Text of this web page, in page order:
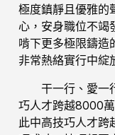
極度鎮靜且優雅的
心，安身職位不竭
啃下更多極限鑄造
非常熱絡實行中綻
干一行、愛一
巧人才跨越8000
此中高技巧人才